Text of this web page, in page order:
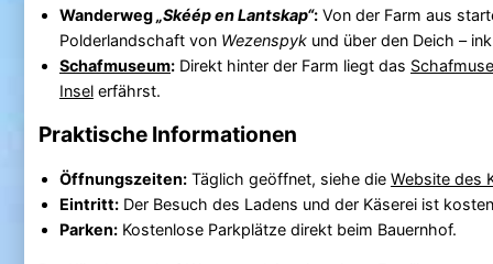
Wanderweg„Skéép en Lantskap“:Von der Farm aus
Polderlandschaft von Wezenspykund über den Deich –
Schafmuseum:Direkt hinter der Farm liegt das
Inselerfährst.
Praktische Informationen
Öffnungszeiten:Täglich geöffnet, siehe die Website des
Eintritt:Der Besuch des Ladens und der Käserei ist
Parken:Kostenlose Parkplätze direkt beim Bauernhof.